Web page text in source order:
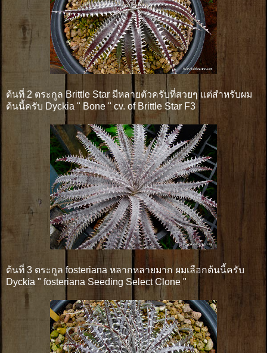
ต้นที่ 2 ตระกูล Brittle Star มีหลายตัวครับที่สวยๆ แต่สำหรับผม
ต้นนี้ครับ Dyckia " Bone " cv. of Brittle Star F3
ต้นที่ 3 ตระกูล fosteriana หลากหลายมาก ผมเลือกต้นนี้ครับ
Dyckia " fosteriana Seeding Select Clone "